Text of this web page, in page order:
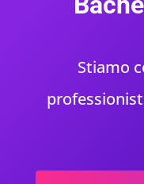
Stiamo